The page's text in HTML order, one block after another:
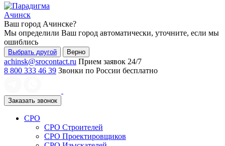
Ачинск
Ваш город Ачинске?
Мы определили Ваш город автоматически, уточните, если мы
ошиблись
Выбрать другой Верно
achinsk@srocontact.ru Прием заявок 24/7
8 800 333 46 39 Звонки по России бесплатно
Заказать звонок
СРО
СРО Строителей
СРО Проектировщиков